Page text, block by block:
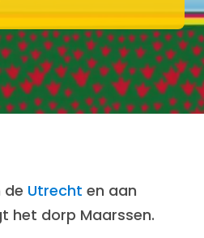
de Utrecht en aan
het dorp Maarssen.